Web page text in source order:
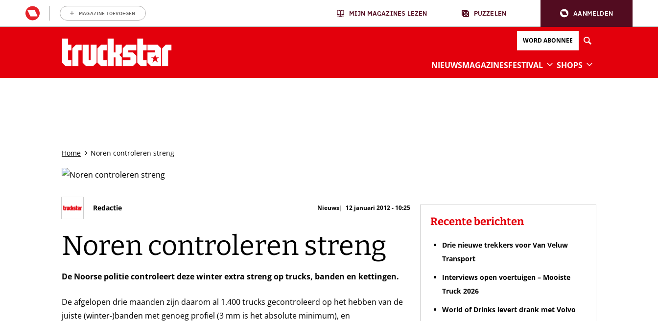
MAGAZINE TOEVOEGEN MIJN MAGAZINES LEZEN PUZZELEN AANMELDEN
WORD ABONNEE
NIEUWSMAGAZINESFESTIVAL SHOPS
Home Noren controleren streng
Redactie Nieuws 12 januari 2012 - 10:25
Noren controleren streng
De Noorse politie controleert deze winter extra streng op trucks, banden en kettingen.
De afgelopen drie maanden zijn daarom al 1.400 trucks gecontroleerd op het hebben van de
juiste (winter-)banden met genoeg profiel (3 mm is het absolute minimum), en
Recente berichten
Drie nieuwe trekkers voor Van Veluw
Transport
Interviews open voertuigen – Mooiste
Truck 2026
World of Drinks levert drank met Volvo